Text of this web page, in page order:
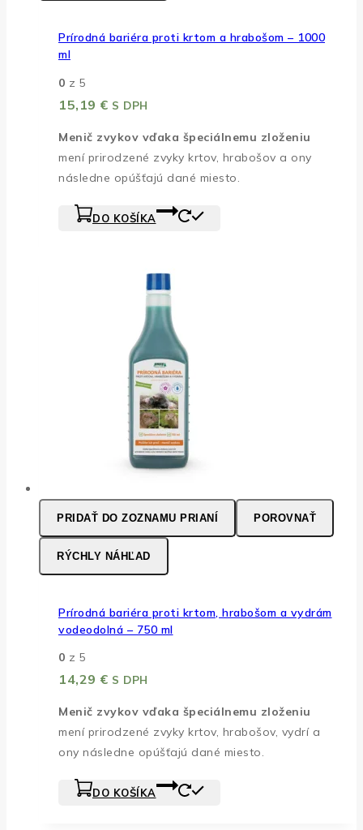
Prírodná bariéra proti krtom a hrabošom – 1000
ml
0 z 5
15,19 € S DPH
Menič zvykov vďaka špeciálnemu zloženiu
mení prirodzené zvyky krtov, hrabošov a ony
následne opúšťajú dané miesto.
DO KOŠÍKA
PRIDAŤ DO ZOZNAMU PRIANÍ POROVNAŤ
RÝCHLY NÁHĽAD
Prírodná bariéra proti krtom, hrabošom a vydrám
vodeodolná – 750 ml
0 z 5
14,29 € S DPH
Menič zvykov vďaka špeciálnemu zloženiu
mení prirodzené zvyky krtov, hrabošov, vydrí a
ony následne opúšťajú dané miesto.
DO KOŠÍKA